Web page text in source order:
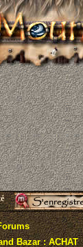
Bazar : ACHAT